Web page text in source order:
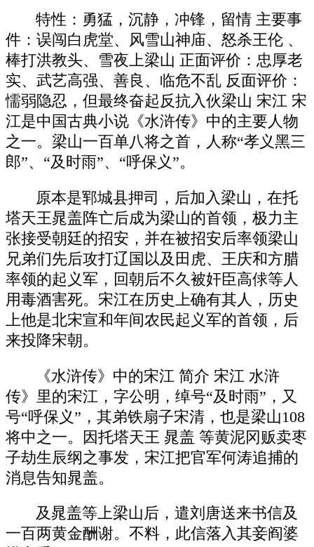
特性：勇猛，沉静，冲锋，留情 主要事
件：误闯白虎堂、风雪山神庙、怒杀王伦 、
棒打洪教头、雪夜上梁山 正面评价：忠厚老
实、武艺高强、善良、临危不乱 反面评价：
懦弱隐忍，但最终奋起反抗入伙梁山 宋江 宋
江是中国古典小说《水浒传》中的主要人物
之一。梁山一百单八将之首，人称“孝义黑三
郎”、“及时雨”、“呼保义”。
原本是郓城县押司，后加入梁山，在托
塔天王晁盖阵亡后成为梁山的首领，极力主
张接受朝廷的招安，并在被招安后率领梁山
兄弟们先后攻打辽国以及田虎、王庆和方腊
率领的起义军，回朝后不久被奸臣高俅等人
用毒酒害死。宋江在历史上确有其人，历史
上他是北宋宣和年间农民起义军的首领，后
来投降宋朝。
《水浒传》中的宋江 简介 宋江 水浒
传》里的宋江，字公明，绰号“及时雨”，又
号“呼保义”，其弟铁扇子宋清，也是梁山108
将中之一。因托塔天王 晁盖 等黄泥冈贩卖枣
子劫生辰纲之事发，宋江把官军何涛追捕的
消息告知晁盖。
及晁盖等上梁山后，遣刘唐送来书信及
一百两黄金酬谢。不料，此信落入其妾阎婆